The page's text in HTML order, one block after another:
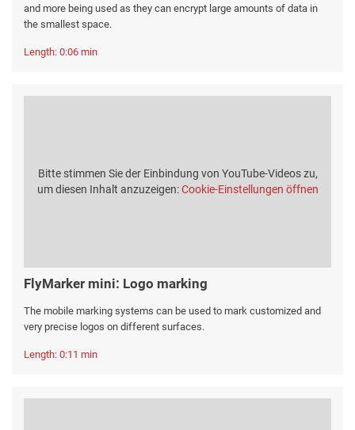
and more being used as they can encrypt large amounts of data in
the smallest space.
Length: 0:06 min
Bitte stimmen Sie der Einbindung von YouTube-Videos zu,
um diesen Inhalt anzuzeigen:Cookie-Einstellungen öffnen
FlyMarker mini: Logo marking
The mobile marking systems can be used to mark customized and
very precise logos on different surfaces.
Length: 0:11 min